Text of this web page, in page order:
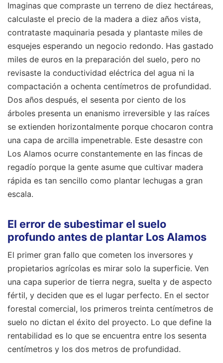
Imaginas que compraste un terreno de diez hectáreas,
calculaste el precio de la madera a diez años vista,
contrataste maquinaria pesada y plantaste miles de
esquejes esperando un negocio redondo. Has gastado
miles de euros en la preparación del suelo, pero no
revisaste la conductividad eléctrica del agua ni la
compactación a ochenta centímetros de profundidad.
Dos años después, el sesenta por ciento de los
árboles presenta un enanismo irreversible y las raíces
se extienden horizontalmente porque chocaron contra
una capa de arcilla impenetrable. Este desastre con
Los Alamos ocurre constantemente en las fincas de
regadío porque la gente asume que cultivar madera
rápida es tan sencillo como plantar lechugas a gran
escala.
El error de subestimar el suelo
profundo antes de plantar Los Alamos
El primer gran fallo que cometen los inversores y
propietarios agrícolas es mirar solo la superficie. Ven
una capa superior de tierra negra, suelta y de aspecto
fértil, y deciden que es el lugar perfecto. En el sector
forestal comercial, los primeros treinta centímetros de
suelo no dictan el éxito del proyecto. Lo que define la
rentabilidad es lo que se encuentra entre los sesenta
centímetros y los dos metros de profundidad.